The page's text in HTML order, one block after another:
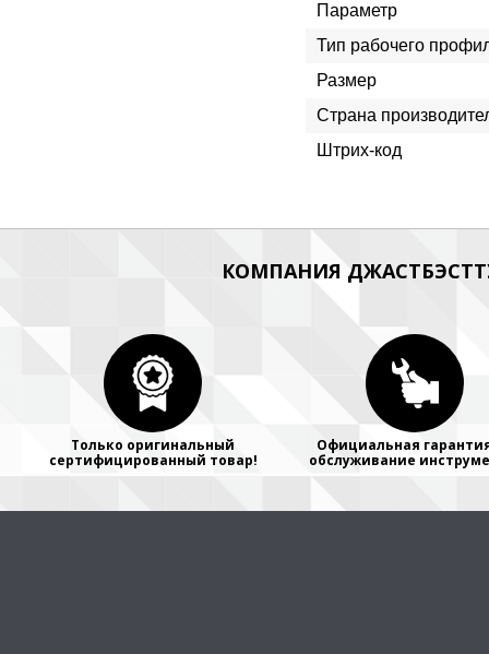
Параметр
Тип рабочего
Размер
Страна
Штрих-код
КОМПАНИЯ
Только оригинальный
сертифицированный товар!
Официальная
обслуживание